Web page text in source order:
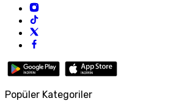
Popüler Kategoriler